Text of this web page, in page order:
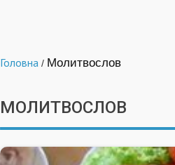
Головна / Молитвослов
МОЛИТВОСЛОВ